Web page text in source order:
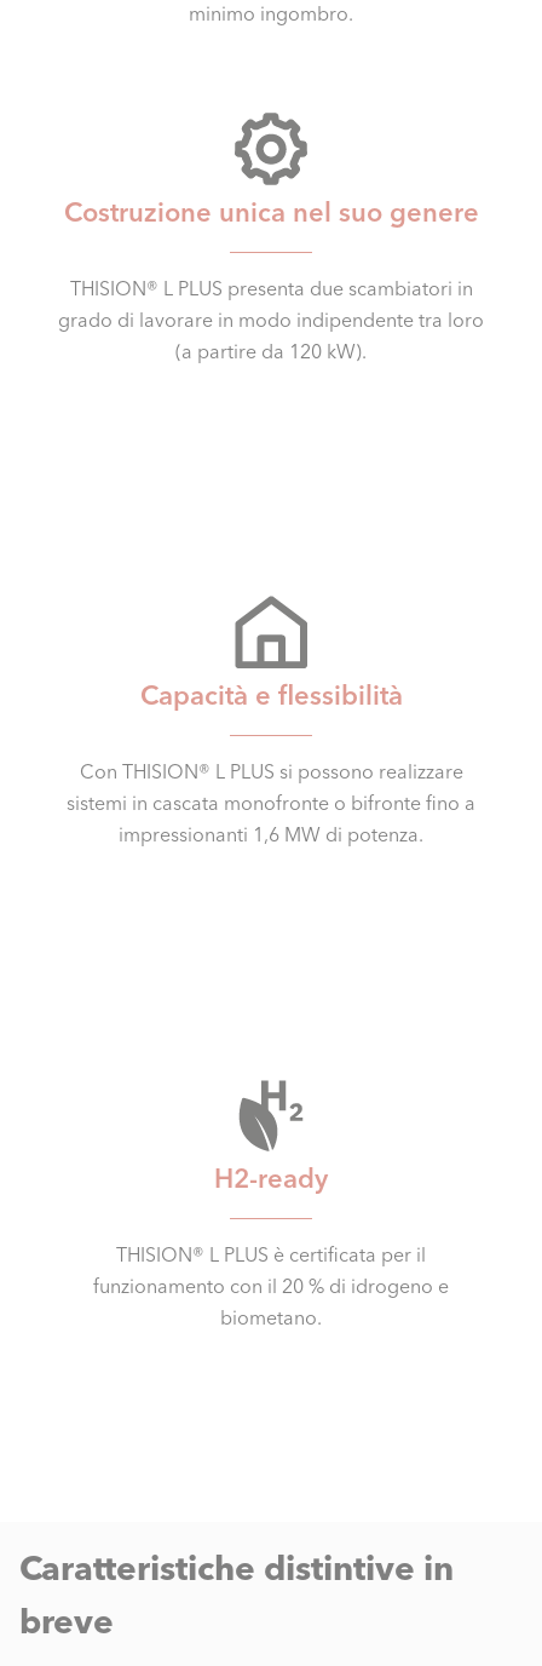
minimo ingombro.
Costruzione unica nel suo genere
THISION® L PLUS presenta due scambiatori in
grado di lavorare in modo indipendente tra loro
(a partire da 120 kW).
Capacità e flessibilità
Con THISION® L PLUS si possono realizzare
sistemi in cascata monofronte o bifronte fino a
impressionanti 1,6 MW di potenza.
H2-ready
THISION® L PLUS è certificata per il
funzionamento con il 20 % di idrogeno e
biometano.
Caratteristiche distintive in
breve